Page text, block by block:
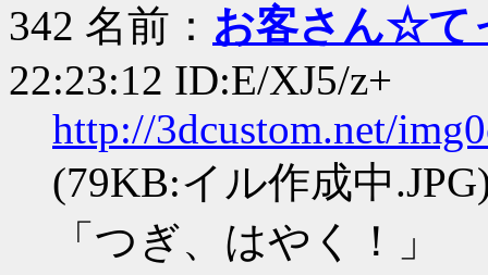
342 名前： お客さん☆て
22:23:12 ID:E/XJ5/z+
http://3dcustom.net/
(79KB:イル作成中
「つぎ、はやく！」